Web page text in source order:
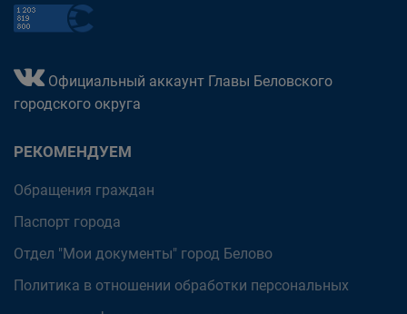
Официальный аккаунт Главы Беловского
городского округа
РЕКОМЕНДУЕМ
Обращения граждан
Паспорт города
Отдел "Мои документы" город Белово
Политика в отношении обработки персональных